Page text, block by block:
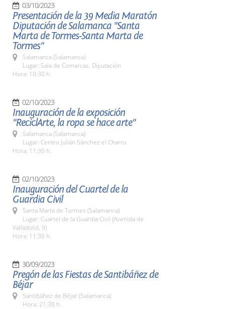
03/10/2023
Presentación de la 39 Media Maratón
Diputación de Salamanca "Santa
Marta de Tormes-Santa Marta de
Tormes"
Salamanca (Salamanca)
Lugar: Sala de Comarcas. Diputación
Hora: 10:30 h.
02/10/2023
Inauguración de la exposición
"ReciclArte, la ropa se hace arte"
Salamanca (Salamanca)
Lugar: Centro Julián Sánchez el Charro
Hora: 11:30 h.
02/10/2023
Inauguración del Cuartel de la
Guardia Civil
Santa Marta de Tormes (Salamanca)
Lugar: Cuartel de la Guardia Civil (Avenida de
Valladolid, 9)
Hora: 11:30 h.
30/09/2023
Pregón de las Fiestas de Santibáñez de
Béjar
Santibáñez de Béjar (Salamanca)
Hora: 21:30 h.